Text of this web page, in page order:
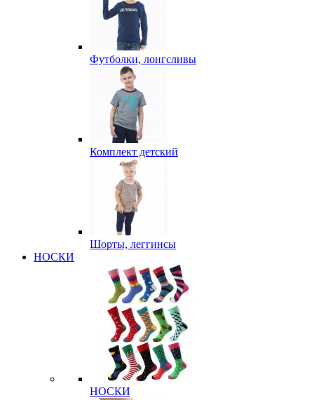
Футболки, лонгсливы
Комплект детский
Шорты, леггинсы
НОСКИ
НОСКИ